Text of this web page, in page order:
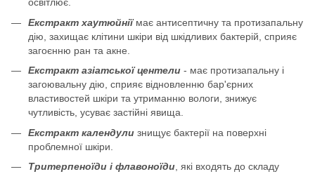
освітлює.
Екстракт хаутюйнії має антисептичну та протизапальну
дію, захищає клітини шкіри від шкідливих бактерій, сприяє
загоєнню ран та акне.
Екстракт азіатської центели - має протизапальну і
загоювальну дію, сприяє відновленню бар'єрних
властивостей шкіри та утриманню вологи, знижує
чутливість, усуває застійні явища.
Екстракт календули знищує бактерії на поверхні
проблемної шкіри.
Тритерпеноїди і флавоноїди , які входять до складу